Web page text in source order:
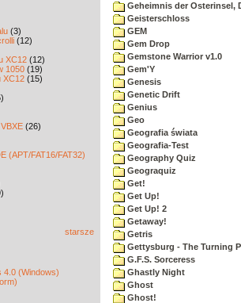
(3)
(12)
XC12 (12)
1050 (19)
XC12 (15)
(26)
(APT/FAT16/FAT32)
starsze
4.0 (Windows)
Geheimnis der Osterinsel,
Geisterschloss
GEM
Gem Drop
Gemstone Warrior v1.0
Gem'Y
Genesis
Genetic Drift
Genius
Geo
Geografia świata
Geografia-Test
Geography Quiz
Geograquiz
Get!
Get Up!
Get Up! 2
Getaway!
Getris
Gettysburg - The Turning
G.F.S. Sorceress
Ghastly Night
Ghost
Ghost!